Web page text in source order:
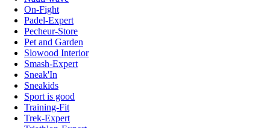
On-Fight
Padel-Expert
Pecheur-Store
Pet and Garden
Slowood Interior
Smash-Expert
Sneak'In
Sneakids
Sport is good
Training-Fit
Trek-Expert